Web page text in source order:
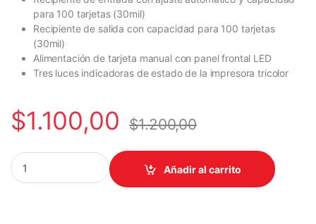
para 100 tarjetas (30mil)
Recipiente de salida con capacidad para 100 tarjetas
(30mil)
Alimentación de tarjeta manual con panel frontal LED
Tres luces indicadoras de estado de la impresora tricolor
$1.100,00 $1.200,00
IMPRESORA DE CREDENCIALES PVC ZEBRA ZC100 1 CARA
Añadir al carrito